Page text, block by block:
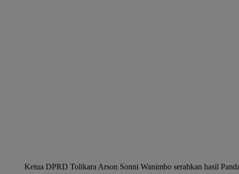
Ketua DPRD Tolikara Arson Sonni Wanimbo serahkan hasil